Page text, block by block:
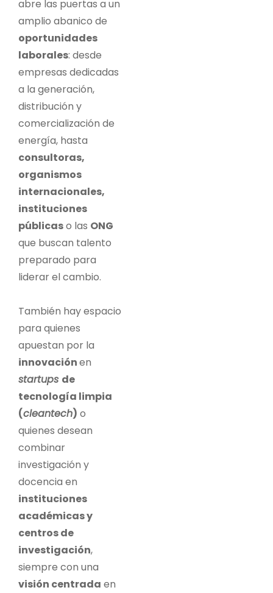
abre las puertas a un
amplio abanico de
oportunidades
laborales: desde
empresas dedicadas
a la generación,
distribución y
comercialización de
energía, hasta
consultoras,
organismos
internacionales,
instituciones
públicaso las ONG
que buscan talento
preparado para
liderar el cambio.
También hay espacio
para quienes
apuestan por la
innovaciónen
startups de
tecnología limpia
(cleantech) o
quienes desean
combinar
investigación y
docencia en
instituciones
académicas y
centros de
investigación,
siempre con una
visión centrada en